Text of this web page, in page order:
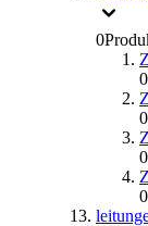
0
0
0
0
0